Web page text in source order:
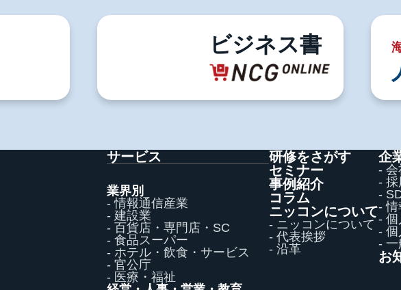
電話でのお問い合わせ
03-5996-0787
ビジネス書
サービス
業界別
- 情報通信産業
- 建設業
- 百貨店・専門店・SC
- 食品スーパー
- ホテル・飲食・サービス
- 官公庁
- 医療・福祉
研修をさがす
セミナー
事例紹介
コラム
ニッコンについて
- ニッコンについて
- 代表挨拶
- 沿革
企
- 会
- 採
-
- 情
- 個
- 個
- 一
お